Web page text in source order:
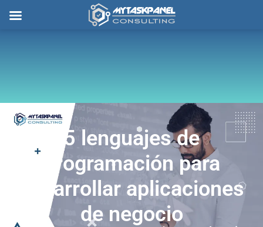
5 lenguajes de
programación para
desarrollar aplicaciones
de negocio